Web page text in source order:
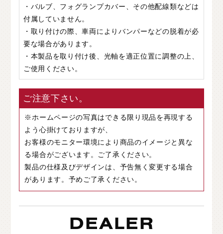
・バルブ、フォグランプカバー、その他配線類などは
付属していません。
・取り付けの際、車両によりバンパーなどの脱着が必
要な場合があります。
・本製品を取り付け後、光軸を適正位置に調整の上、
ご使用ください。
ご注意下さい。
※ホームページの写真はできる限り現品を再現する
よう心掛けておりますが、
お客様のモニター環境により商品のイメージと異な
る場合がございます。ご了承ください。
製品の仕様及びデザインは、予告無く変更する場合
があります。予めご了承ください。
DEALER